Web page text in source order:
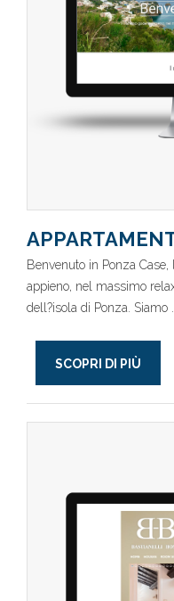
Benvenuto in Ponza
appieno, nel massimo
dell?isola di Ponza. Siamo ..
SCOPRI DI PIÙ